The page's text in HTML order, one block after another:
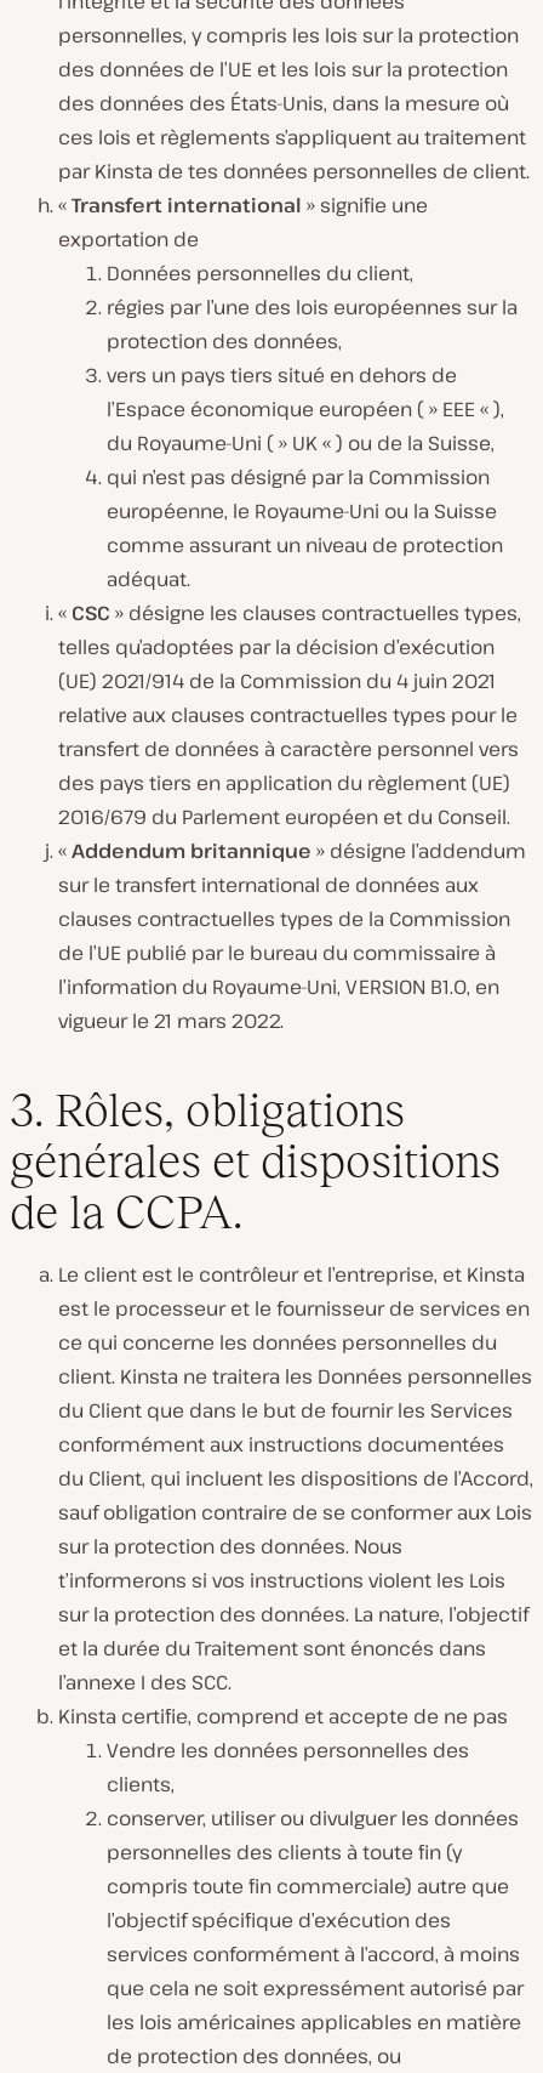
personnelles, y compris les lois sur la protection
des données de l’UE et les lois sur la protection
des données des États-Unis, dans la mesure où
ces lois et règlements s’appliquent au traitement
par Kinsta de tes données personnelles de client.
«Transfert international » signifie une
exportation de
Données personnelles du client,
régies par l’une des lois européennes sur la
protection des données,
vers un pays tiers situé en dehors de
l’Espace économique européen ( » EEE « ),
du Royaume-Uni ( » UK « ) ou de la Suisse,
qui n’est pas désigné par la Commission
européenne, le Royaume-Uni ou la Suisse
comme assurant un niveau de protection
adéquat.
« CSC » désigne les clauses contractuelles types,
telles qu’adoptées par la décision d’exécution
(UE) 2021/914 de la Commission du 4 juin 2021
relative aux clauses contractuelles types pour le
transfert de données à caractère personnel vers
des pays tiers en application du règlement (UE)
2016/679 du Parlement européen et du Conseil.
«Addendum britannique » désigne l’addendum
sur le transfert international de données aux
clauses contractuelles types de la Commission
de l’UE publié par le bureau du commissaire à
l’information du Royaume-Uni, VERSION B1.0, en
vigueur le 21 mars 2022.
3. Rôles, obligations
générales et dispositions
de la CCPA.
Le client est le contrôleur et l’entreprise, et Kinsta
est le processeur et le fournisseur de services en
ce qui concerne les données personnelles du
client. Kinsta ne traitera les Données personnelles
du Client que dans le but de fournir les Services
conformément aux instructions documentées
du Client, qui incluent les dispositions de l’Accord,
sauf obligation contraire de se conformer aux Lois
sur la protection des données. Nous
t’informerons si vos instructions violent les Lois
sur la protection des données. La nature, l’objectif
et la durée du Traitement sont énoncés dans
l’annexe I des SCC.
Kinsta certifie, comprend et accepte de ne pas
Vendre les données personnelles des
clients,
conserver, utiliser ou divulguer les données
personnelles des clients à toute fin (y
compris toute fin commerciale) autre que
l’objectif spécifique d’exécution des
services conformément à l’accord, à moins
que cela ne soit expressément autorisé par
les lois américaines applicables en matière
de protection des données, ou